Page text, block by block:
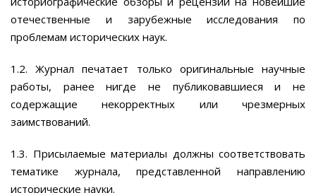
отечественные и зарубежные исследования по
проблемам исторических наук.
1.2. Журнал печатает только оригинальные научные
работы, ранее нигде не публиковавшиеся и не
содержащие некорректных или чрезмерных
заимствований.
1.3. Присылаемые материалы должны соответствовать
тематике журнала, представленной направлению
исторические науки.